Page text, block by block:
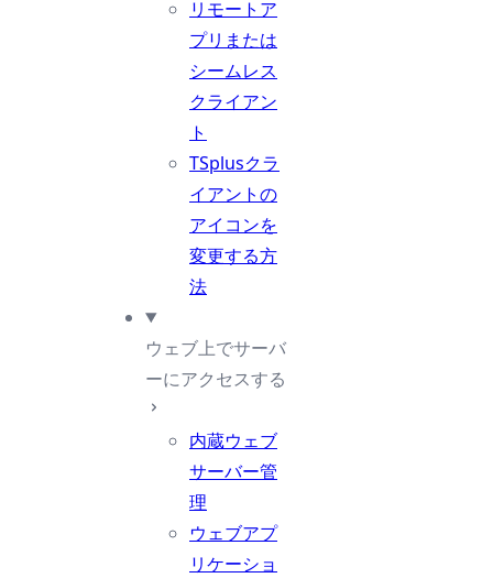
リモートア
プリまたは
シームレス
クライアン
ト
TSplusクラ
イアントの
アイコンを
変更する方
法
ウェブ上でサーバ
ーにアクセスする
内蔵ウェブ
サーバー管
理
ウェブアプ
リケーショ